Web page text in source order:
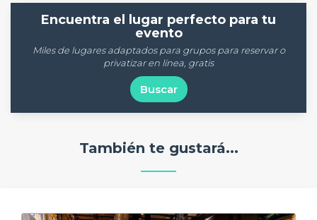
Encuentra el lugar perfecto para tu
evento
Miles de lugares adaptados para grupos para reservar o
privatizar en línea, gratis
Buscar
También te gustará...